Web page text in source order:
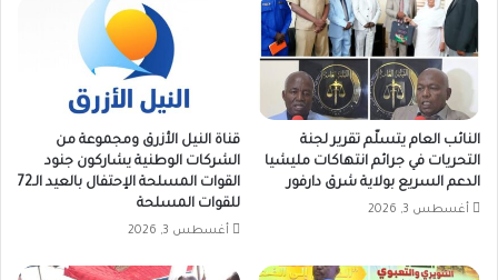
النائب العام يتسلّم تقرير لجنة
التحريات في جرائم انتهاكات مليشيا
الدعم السريع بولاية شرق دارفور
أغسطس 3, 2026
قناة النيل الأزرق ومجموعة من
الشركات الوطنية يشاركون جنود
القوات المسلحة الإحتفال بالعيد الـ72
للقوات المسلحة
أغسطس 3, 2026